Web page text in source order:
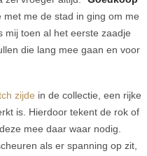
me de stad in ging om me
mij toen al het eerste zaadje
die lang mee gaan en voor
zijde in de collectie, een rijke
is. Hierdoor tekent de rok of
mee daar waar nodig.
als er spanning op zit,